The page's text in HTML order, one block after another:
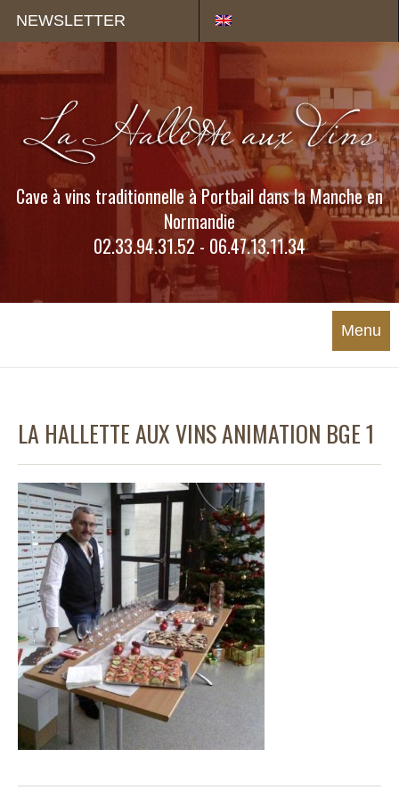
NEWSLETTER
Cave à vins traditionnelle à Portbail dans la Manche en
Normandie
02.33.94.31.52 - 06.47.13.11.34
Menu
LA HALLETTE AUX VINS ANIMATION BGE 1
Panneau de gestion des cookies